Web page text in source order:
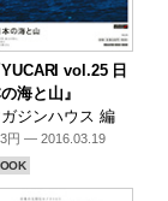
YUCARI vol.25 日
海と山』
ジンハウス 編
円 — 2016.03.19